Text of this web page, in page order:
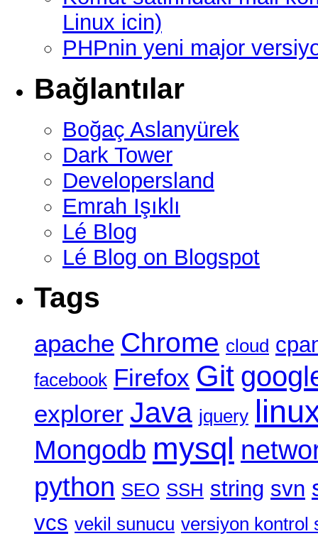
Linux icin)
PHPnin yeni major
Bağlantılar
Boğaç Aslanyürek
Dark Tower
Developersland
Emrah Işıklı
Lé Blog
Lé Blog on Blogspot
Tags
apache Chrome cloud
facebook Firefox Git
explorer Java jquery
Mongodb mysql
python SEO SSH string svn
vcs vekil sunucu versiyon kontrol